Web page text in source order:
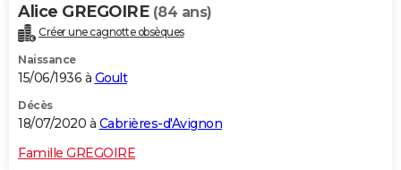
Alice GREGOIRE (84 ans)
Créer une cagnotte obsèques
Naissance
15/06/1936 à Goult
Décès
18/07/2020 à Cabrières-d'Avignon
Famille GREGOIRE